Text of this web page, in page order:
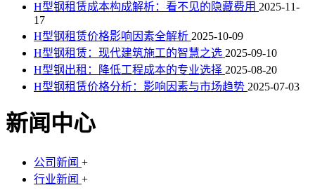
H型钢租赁成本构成解析：看不见的隐藏费用 2025-11-
17
H型钢租赁价格影响因素全解析 2025-10-09
H型钢租赁：现代建筑施工的智慧之选 2025-09-10
H型钢出租：降低工程成本的专业选择 2025-08-20
H型钢租赁价格分析：影响因素与市场趋势 2025-07-03
新闻中心
公司新闻 +
行业新闻 +